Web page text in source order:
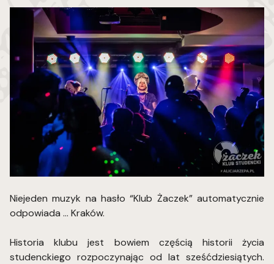
Niejeden muzyk na hasło “Klub Żaczek” automatycznie
odpowiada … Kraków.
Historia klubu jest bowiem częścią historii życia
studenckiego rozpoczynając od lat sześćdziesiątych.